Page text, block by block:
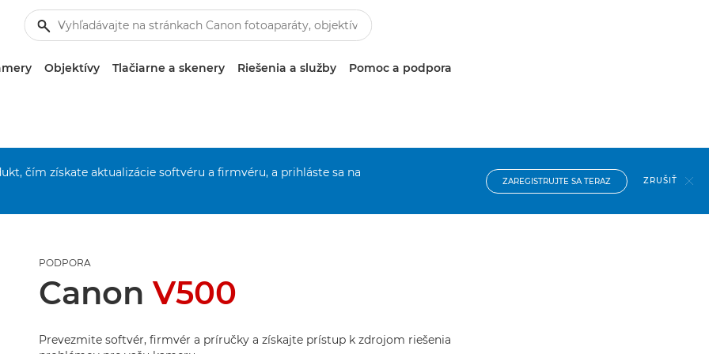
Objektívy Tlačiarne a skenery Riešenia a služby Pomoc a podpora
čím získate aktualizácie softvéru a firmvéru, a prihláste sa na
ZAREGISTRUJTE SA TERAZ ZRUŠIŤ
PODPORA
Canon V500
Prevezmite softvér, firmvér a príručky a získajte prístup k zdrojom riešenia